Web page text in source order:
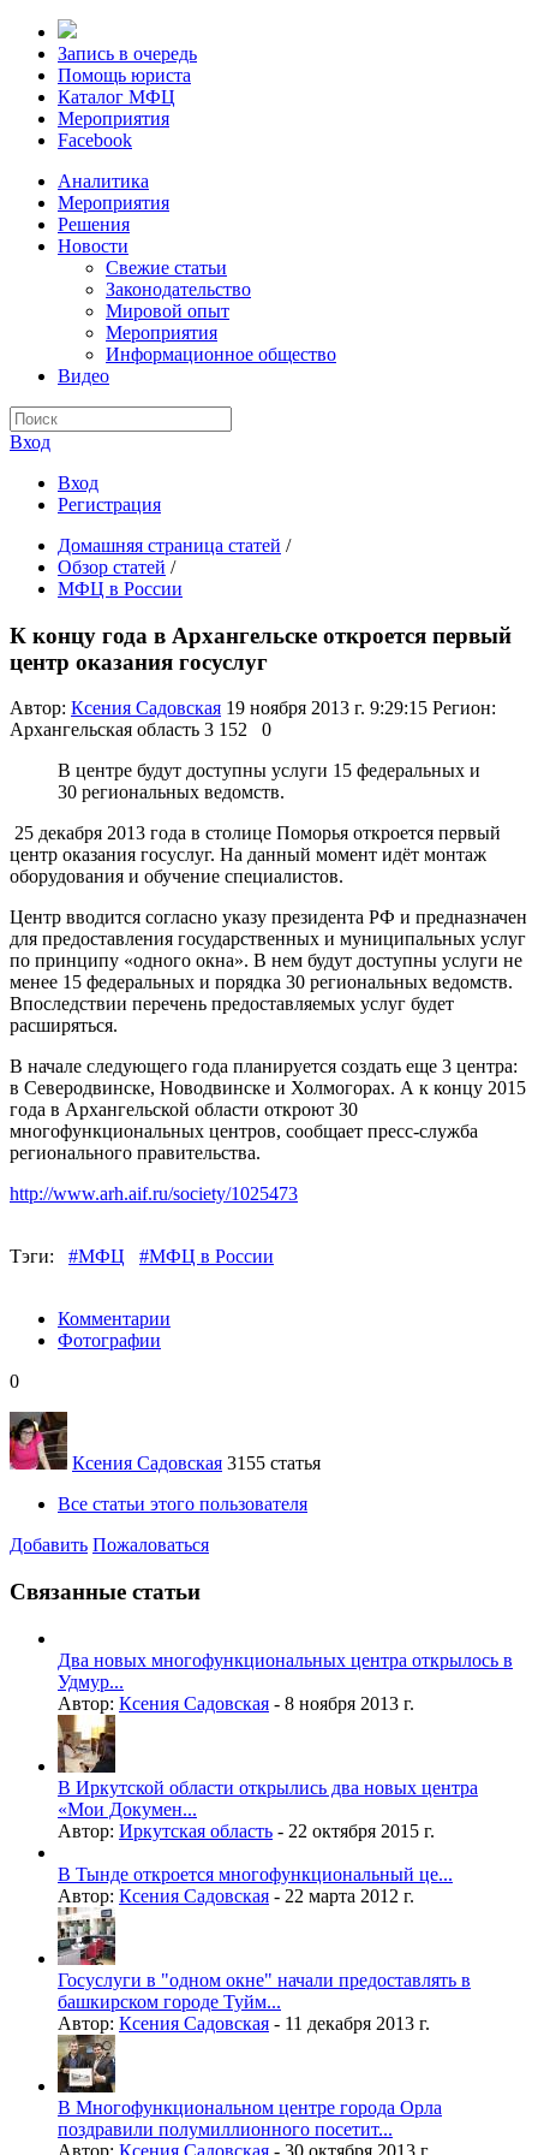
Запись в очередь
Помощь юриста
Каталог МФЦ
Мероприятия
Facebook
Аналитика
Мероприятия
Решения
Новости
Свежие статьи
Законодательство
Мировой опыт
Мероприятия
Информационное общество
Видео
Вход
Вход
Регистрация
Домашняя страница статей /
Обзор статей /
МФЦ в России
К концу года в Архангельске откроется первый
центр оказания госуслуг
Автор: Ксения Садовская 19 ноября 2013 г. 9:29:15 Регион:
Архангельская область 3 152 0
В центре будут доступны услуги 15 федеральных и
30 региональных ведомств.
25 декабря 2013 года в столице Поморья откроется первый
центр оказания госуслуг. На данный момент идёт монтаж
оборудования и обучение специалистов.
Центр вводится согласно указу президента РФ и предназначен
для предоставления государственных и муниципальных услуг
по принципу «одного окна». В нем будут доступны услуги не
менее 15 федеральных и порядка 30 региональных ведомств.
Впоследствии перечень предоставляемых услуг будет
расширяться.
В начале следующего года планируется создать еще 3 центра:
в Северодвинске, Новодвинске и Холмогорах. А к концу 2015
года в Архангельской области откроют 30
многофункциональных центров, сообщает пресс-служба
регионального правительства.
http://www.arh.aif.ru/society/1025473
Тэги: #МФЦ #МФЦ в России
Комментарии
Фотографии
0
Ксения Садовская 3155 статья
Все статьи этого пользователя
Добавить Пожаловаться
Связанные статьи
Два новых многофункциональных центра открылось в
Удмур...
Автор: Ксения Садовская - 8 ноября 2013 г.
В Иркутской области открылись два новых центра
«Мои Докумен...
Автор: Иркутская область - 22 октября 2015 г.
В Тынде откроется многофункциональный це...
Автор: Ксения Садовская - 22 марта 2012 г.
Госуслуги в "одном окне" начали предоставлять в
башкирском городе Туйм...
Автор: Ксения Садовская - 11 декабря 2013 г.
В Многофункциональном центре города Орла
поздравили полумиллионного посетит...
Автор: Ксения Садовская - 30 октября 2013 г.